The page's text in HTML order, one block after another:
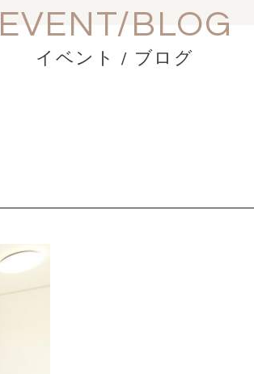
EVENT/BLOG
イベント / ブログ